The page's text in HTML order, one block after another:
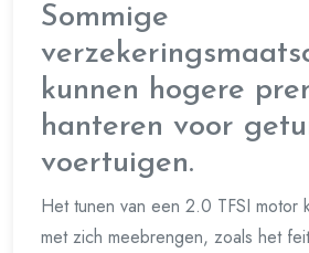
Sommige
kunnen hogere
hanteren voor
voertuigen.
Het tunen van een 2.0 TFSI motor
met zich meebrengen, zoals het